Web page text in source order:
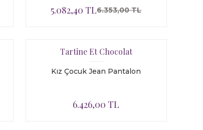
5.082,40 TL6.353,00 TL
Tartine Et Chocolat
Kız Çocuk Jean Pantalon
6.426,00 TL